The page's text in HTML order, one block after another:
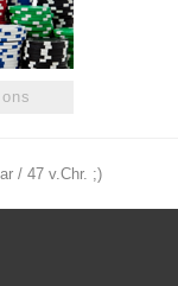
/ 47 v.Chr. ;)